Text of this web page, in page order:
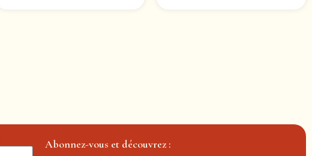
Abonnez-vous et découvrez :